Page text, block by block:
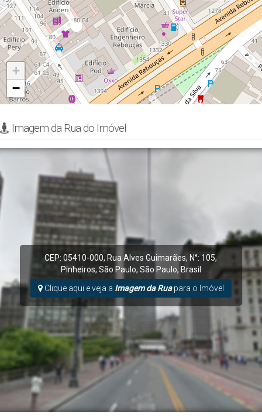
+
−
Imagem da Rua do Imóvel
CEP: 05410-000, Rua Alves Guimarães, N°: 105,
Pinheiros, São Paulo, São Paulo, Brasil
Clique aqui e veja a Imagem da Ruapara o Imóvel